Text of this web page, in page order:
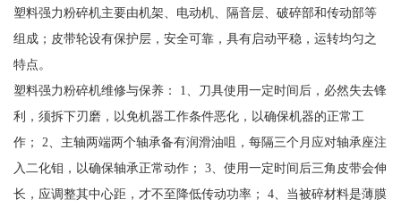
塑料强力粉碎机主要由机架、电动机、隔音层、破碎部和传动部等
组成；皮带轮设有保护层，安全可靠，具有启动平稳，运转均匀之
特点。
塑料强力粉碎机维修与保养： 1、刀具使用一定时间后，必然失去锋
利，须拆下刃磨，以免机器工作条件恶化，以确保机器的正常工
作； 2、主轴两端两个轴承备有润滑油咀，每隔三个月应对轴承座注
入二化钼，以确保轴承正常动作； 3、使用一定时间后三角皮带会伸
长，应调整其中心距，才不至降低传动功率； 4、当被碎材料是薄膜